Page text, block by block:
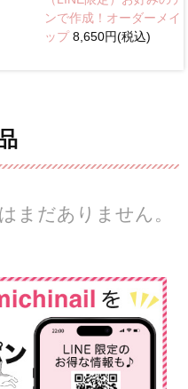
ンで作成！オーダーメイ
ップ8,650円(税込)
まだありません。